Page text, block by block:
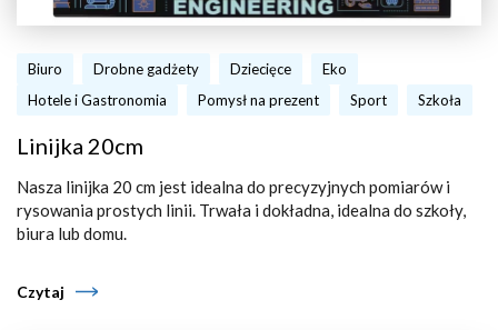
Biuro Drobne gadżety Dziecięce
Eko
Hotele i Gastronomia
Pomysł na prezent Sport Szkoła
Linijka 20cm
Nasza linijka 20 cm jest idealna do precyzyjnych pomiarów i
rysowania prostych linii. Trwała i dokładna, idealna do szkoły,
biura lub domu.
Czytaj